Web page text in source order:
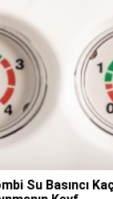
Su Basıncı